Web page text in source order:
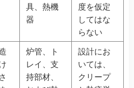
具、熱機
器
度を仮定
してはな
らない
炉管、ト
レイ、支
持部材、
設計にお
いては、
クリープ